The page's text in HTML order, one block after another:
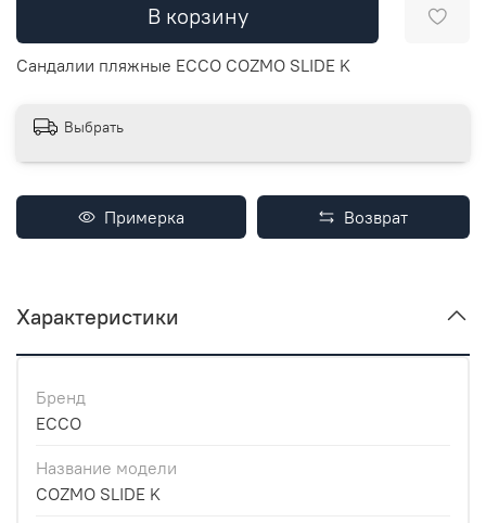
В корзину
Сандалии пляжные ECCO COZMO SLIDE K
Выбрать
Примерка Возврат
Характеристики
Бренд
ECCO
Название модели
COZMO SLIDE K